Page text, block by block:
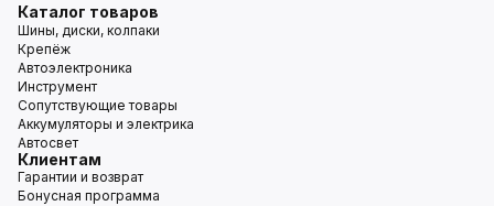
Каталог товаров
Шины, диски, колпаки
Крепёж
Автоэлектроника
Инструмент
Сопутствующие товары
Аккумуляторы и электрика
Автосвет
Клиентам
Гарантии и возврат
Бонусная программа